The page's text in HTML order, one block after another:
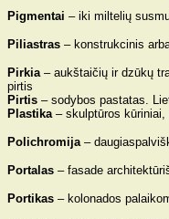
Pigmentai – iki miltelių
Piliastras – konstrukcinis
Pirkia– aukštaičių ir dzūkų
pirtis
Pirtis – sodybos pastatas.
Plastika– skulptūros kūriniai,
Polichromija –
Portalas – fasade
Portikas – kolonados